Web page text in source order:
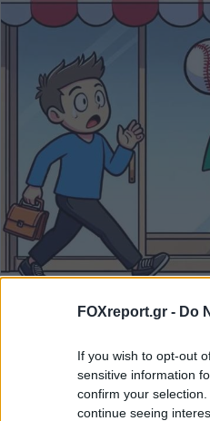
FOXreport.gr - Do
If you wish to opt-out
sensitive information
confirm your
continue seeing
Αν δεν καταφέρατε να